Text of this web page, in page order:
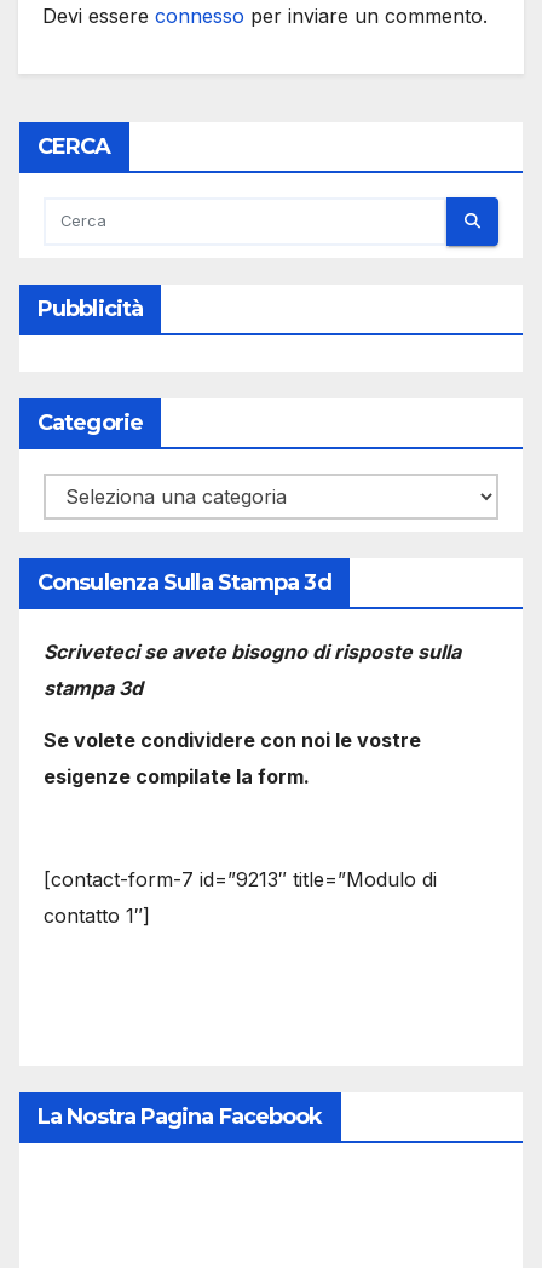
Devi essere connesso per inviare un commento.
CERCA
Pubblicità
Categorie
Categorie
Consulenza Sulla Stampa 3d
Scriveteci se avete bisogno di risposte sulla
stampa 3d
Se volete condividere con noi le vostre
esigenze compilate la form.
[contact-form-7 id=”9213″ title=”Modulo di
contatto 1″]
La Nostra Pagina Facebook